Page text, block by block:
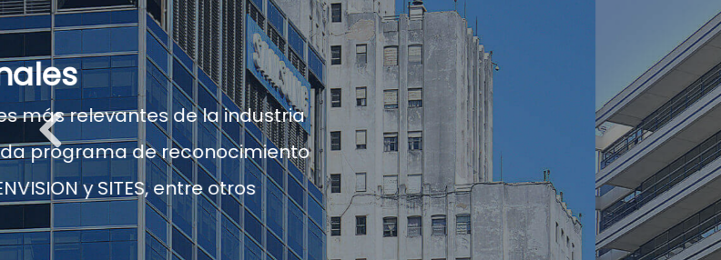
Capacitaciones
La sustentabilidad y la construcción ecológica van
hasta convertirse en la corriente principal, es por
estar preparados para un mejor mañana.